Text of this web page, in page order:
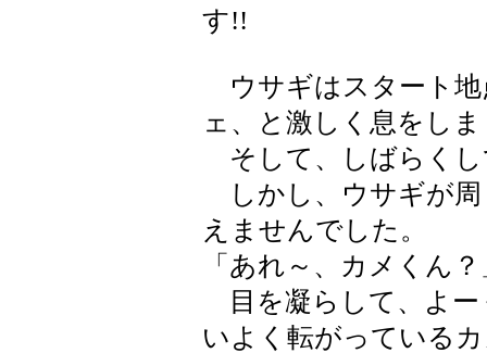
す!!
ウサギはスタート地
ェ、と激しく息をし
そして、しばらくし
しかし、ウサギが周
えませんでした。
「あれ～、カメくん？
目を凝らして、よー
いよく転がっている